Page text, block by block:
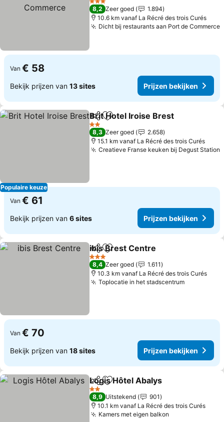
3 Sterren
8,2 Zeer goed
1.894
10.6 km vanaf La Récré des trois Curés
Dicht bij restaurants aan Port de Commerce
Van € 58
Bekijk prijzen van 13 sites Prijzen bekijken
Populaire keuze
DelenToevoegen aan favorieten
Brit Hotel Iroise Brest
2 Sterren
8,3 Zeer goed
2.658
15.1 km vanaf La Récré des trois Curés
Creatieve Franse keuken bij Degust Station
Van € 61
Bekijk prijzen van 6 sites Prijzen bekijken
DelenToevoegen aan favorieten
ibis Brest Centre
3 Sterren
8,4 Zeer goed
1.611
10.3 km vanaf La Récré des trois Curés
Toplocatie in het stadscentrum
Van € 70
Bekijk prijzen van 18 sites Prijzen bekijken
DelenToevoegen aan favorieten
Logis Hôtel Abalys
2 Sterren
8,9 Uitstekend
901
10.1 km vanaf La Récré des trois Curés
Kamers met eigen balkon